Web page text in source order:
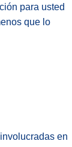
para usted
que lo
en